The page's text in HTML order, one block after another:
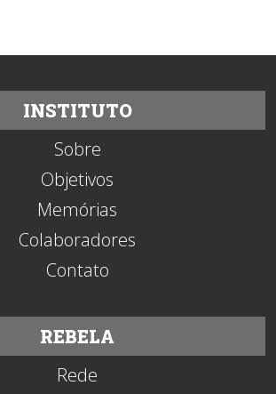
INSTITUTO
Sobre
Objetivos
Memórias
Colaboradores
Contato
REBELA
Rede